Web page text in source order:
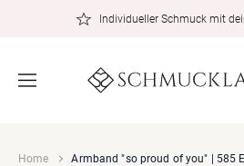
Individueller Schmuck mit
Home Armband "so proud of you" | 585